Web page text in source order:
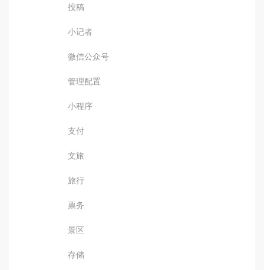
投稿
小记者
微信公众号
管理配置
小程序
支付
文旅
旅行
票务
景区
存储